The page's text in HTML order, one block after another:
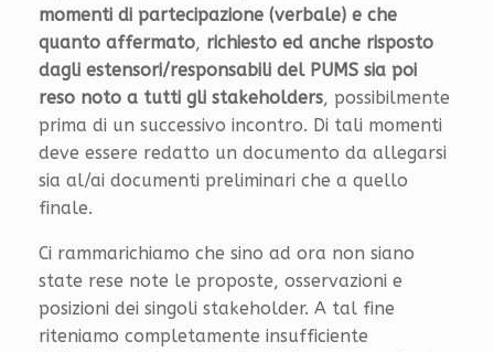
momenti di partecipazione (verbale) e che
quanto affermato, richiesto ed anche risposto
dagli estensori/responsabili del PUMS sia poi
reso noto a tutti gli stakeholders, possibilmente
prima di un successivo incontro. Di tali momenti
deve essere redatto un documento da allegarsi
sia al/ai documenti preliminari che a quello
finale.
Ci rammarichiamo che sino ad ora non siano
state rese note le proposte, osservazioni e
posizioni dei singoli stakeholder. A tal fine
riteniamo completamente insufficiente